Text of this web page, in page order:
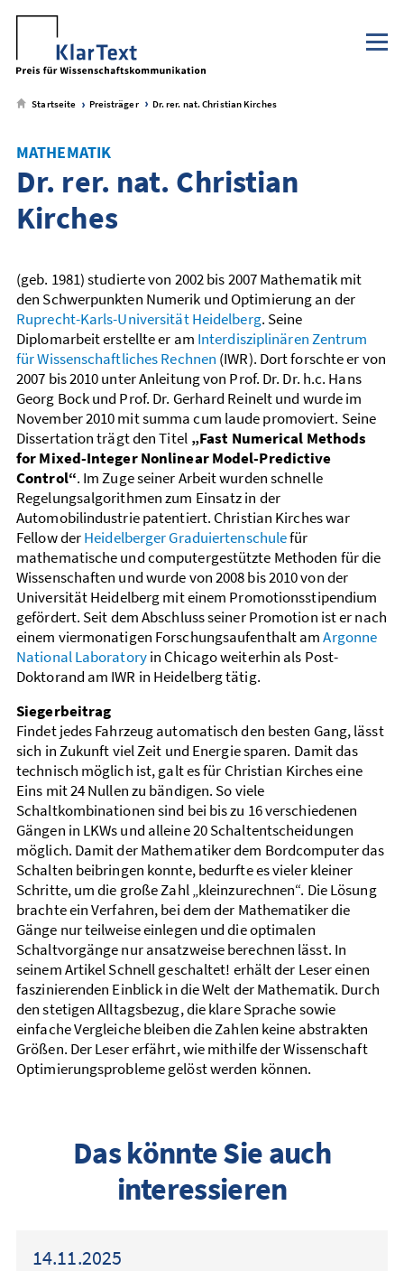
zum
Metamenü
zum
Hauptmenü
zum
Seiteninhalt
zum
Footer-
Menü
Startseite Preisträger Dr. rer. nat. Christian Kirches
MATHEMATIK
Dr. rer. nat. Christian
Kirches
(geb. 1981) studierte von 2002 bis 2007 Mathematik mit
den Schwerpunkten Numerik und Optimierung an der
Ruprecht-Karls-Universität Heidelberg. Seine
Diplomarbeit erstellte er am Interdisziplinären Zentrum
für Wissenschaftliches Rechnen (IWR). Dort forschte er von
2007 bis 2010 unter Anleitung von Prof. Dr. Dr. h.c. Hans
Georg Bock und Prof. Dr. Gerhard Reinelt und wurde im
November 2010 mit summa cum laude promoviert. Seine
Dissertation trägt den Titel„Fast Numerical Methods
for Mixed-Integer Nonlinear Model-Predictive
Control“. Im Zuge seiner Arbeit wurden schnelle
Regelungsalgorithmen zum Einsatz in der
Automobilindustrie patentiert. Christian Kirches war
Fellow derHeidelberger Graduiertenschulefür
mathematische und computergestützte Methoden für die
Wissenschaften und wurde von 2008 bis 2010 von der
Universität Heidelberg mit einem Promotionsstipendium
gefördert. Seit dem Abschluss seiner Promotion ist er nach
einem viermonatigen Forschungsaufenthalt amArgonne
National Laboratoryin Chicago weiterhin als Post-
Doktorand am IWR in Heidelberg tätig.
Siegerbeitrag
Findet jedes Fahrzeug automatisch den besten Gang, lässt
sich in Zukunft viel Zeit und Energie sparen. Damit das
technisch möglich ist, galt es für Christian Kirches eine
Eins mit 24 Nullen zu bändigen. So viele
Schaltkombinationen sind bei bis zu 16 verschiedenen
Gängen in LKWs und alleine 20 Schaltentscheidungen
möglich. Damit der Mathematiker dem Bordcomputer das
Schalten beibringen konnte, bedurfte es vieler kleiner
Schritte, um die große Zahl „kleinzurechnen“. Die Lösung
brachte ein Verfahren, bei dem der Mathematiker die
Gänge nur teilweise einlegen und die optimalen
Schaltvorgänge nur ansatzweise berechnen lässt. In
seinem Artikel Schnell geschaltet! erhält der Leser einen
faszinierenden Einblick in die Welt der Mathematik. Durch
den stetigen Alltagsbezug, die klare Sprache sowie
einfache Vergleiche bleiben die Zahlen keine abstrakten
Größen. Der Leser erfährt, wie mithilfe der Wissenschaft
Optimierungsprobleme gelöst werden können.
Das könnte Sie auch
interessieren
14.11.2025